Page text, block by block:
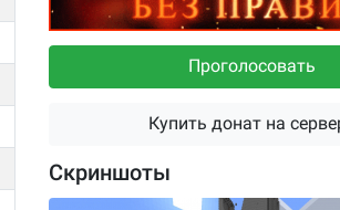
Проголосовать
Купить донат на
Скриншоты